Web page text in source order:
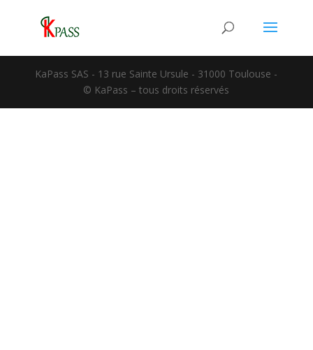
KaPass SAS - 13 rue Sainte Ursule - 31000 Toulouse -
© KaPass – tous droits réservés